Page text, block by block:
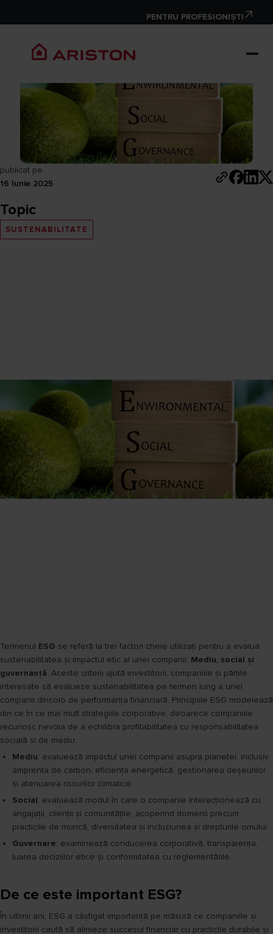
PENTRU PROFESIONIȘTI
ESG: ce este și de ce
contează?
publicat pe
16 Iunie 2025
Topic
SUSTENABILITATE
Termenul ESG se referă la trei factori cheie utilizați pentru a evalua
sustenabilitatea și impactul etic al unei companii: Mediu, social și
guvernanță. Aceste criterii ajută investitorii, companiile și părțile
interesate să evalueze sustenabilitatea pe termen lung a unei
companii dincolo de performanța financiară. Principiile ESG modelează
din ce în ce mai mult strategiile corporative, deoarece companiile
recunosc nevoia de a echilibra profitabilitatea cu responsabilitatea
socială și de mediu.
Mediu: evaluează impactul unei companii asupra planetei, inclusiv
amprenta de carbon, eficiența energetică, gestionarea deșeurilor
și atenuarea riscurilor climatice.
Social: evaluează modul în care o companie interacționează cu
angajații, clienții și comunitățile, acoperind domenii precum
practicile de muncă, diversitatea și incluziunea și drepturile omului.
Guvernare: examinează conducerea corporativă, transparența,
luarea deciziilor etice și conformitatea cu reglementările.
De ce este important ESG?
În ultimii ani, ESG a câștigat importanță pe măsură ce companiile și
investitorii caută să alinieze succesul financiar cu practicile durabile și